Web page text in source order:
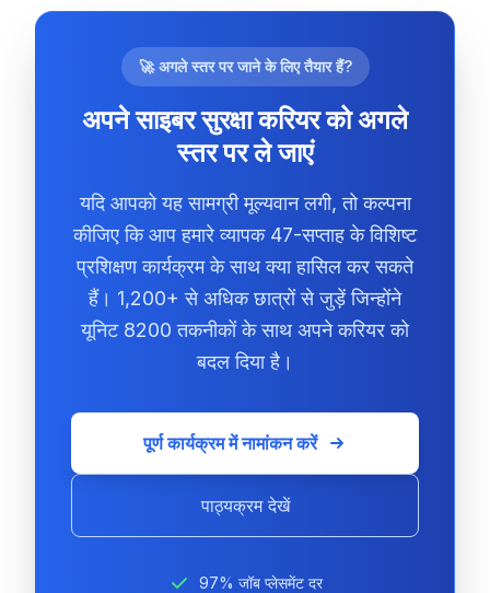
🚀 अगले स्तर पर जाने के लिए तैयार हैं?
अपने साइबर सुरक्षा करियर को अगले
स्तर पर ले जाएं
यदि आपको यह सामग्री मूल्यवान लगी, तो कल्पना
कीजिए कि आप हमारे व्यापक 47-सप्ताह के विशिष्ट
प्रशिक्षण कार्यक्रम के साथ क्या हासिल कर सकते
हैं। 1,200+ से अधिक छात्रों से जुड़ें जिन्होंने
यूनिट 8200 तकनीकों के साथ अपने करियर को
बदल दिया है।
पूर्ण कार्यक्रम में नामांकन करें
पाठ्यक्रम देखें
97% जॉब प्लेसमेंट दर